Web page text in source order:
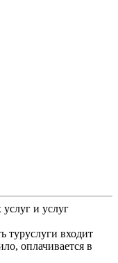
и услуг
туруслуги входит
оплачивается в